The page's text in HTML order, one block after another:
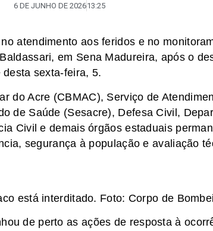
6 DE JUNHO DE 202613:25
atendimento aos feridos e no
em Sena Madureira, após o
sexta-feira, 5.
do Acre (CBMAC), Serviço de
de Saúde (Sesacre), Defesa Civil,
Civil e demais órgãos estaduais
segurança à população e avaliação
está interditado. Foto: Corpo de
de perto as ações de resposta à